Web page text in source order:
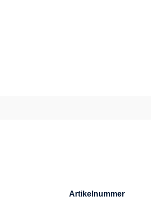
Artikelnummer